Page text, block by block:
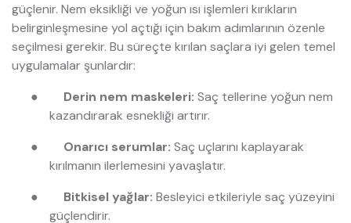
güçlenir. Nem eksikliği ve yoğun ısı işlemleri kırıkların
belirginleşmesine yol açtığı için bakım adımlarının özenle
seçilmesi gerekir. Bu süreçte kırılan saçlara iyi gelen temel
uygulamalar şunlardır:
●
Derin nem maskeleri: Saç tellerine yoğun nem
kazandırarak esnekliği artırır.
●
Onarıcı serumlar: Saç uçlarını kaplayarak
kırılmanın ilerlemesini yavaşlatır.
●
Bitkisel yağlar: Besleyici etkileriyle saç yüzeyini
güçlendirir.